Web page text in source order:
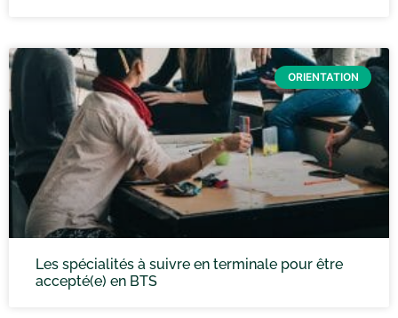
ORIENTATION
Les spécialités à suivre en terminale pour être
accepté(e) en BTS